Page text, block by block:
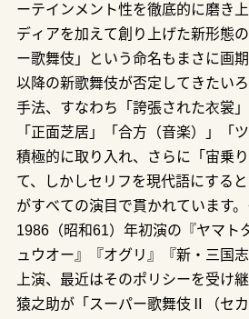
ーテインメント性を徹底的に磨き
ディアを加えて創り上げた新形態
ー歌舞伎」という命名もまさに画
以降の新歌舞伎が否定してきたい
手法、すなわち「誇張された衣裳」
「正面芝居」「合方（音楽）」「
積極的に取り入れ、さらに「宙乗
て、しかしセリフを現代語にする
がすべての演目で貫かれています
1986（昭和61）年初演の『ヤマト
ュウオー』『オグリ』『新・三国
上演、最近はそのポリシーを受け
猿之助が「スーパー歌舞伎Ⅱ（セ